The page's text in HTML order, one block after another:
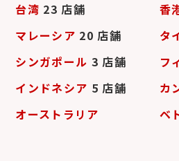
台湾 23 店舗 香
マレーシア 20 店舗 タ
シンガポール 3 店舗 フ
インドネシア 5 店舗 カ
オーストラリア
ベ